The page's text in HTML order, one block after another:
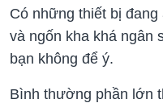
Có những thiết bị
và ngốn kha khá ngân
bạn không để ý.
Bình thường phần lớn